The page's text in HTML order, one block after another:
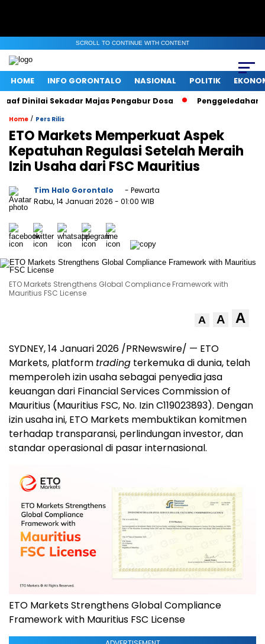
SCROLL TO CONTINUE WITH CONTENT
HOME INFO GORONTALO NASIONAL POLITIK
Dinilai Sekadar Majas Pengabur Dosa Penggeledahan
Home / Pers Rilis
ETO Markets Memperkuat Aspek
Kepatuhan Regulasi Setelah Meraih
Izin Usaha dari FSC Mauritius
Tim Halo Gorontalo
- Pewarta
Rabu, 14 Januari 2026 - 01:00 WIB
ETO Markets Strengthens Global Compliance Framework with
Mauritius FSC License
A A A
SYDNEY, 14 Januari 2026 /PRNewswire/ — ETO
Markets, platform trading terkemuka di dunia, telah
memperoleh izin usaha sebagai penyedia jasa
keuangan dari Financial Services Commission of
Mauritius (Mauritius FSC, No. Izin C119023893). Dengan
izin usaha ini, ETO Markets membuktikan komitmen
terhadap transparansi, perlindungan investor, dan
standar operasional di pasar internasional.
ETO Markets Strengthens Global Compliance
Framework with Mauritius FSC License